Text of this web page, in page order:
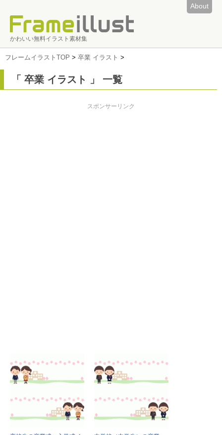
About
かわいい無料イラスト素材集
フレームイラストTOP > 卒業 イラスト >
「 卒業 イラスト 」 一覧
スポンサーリンク